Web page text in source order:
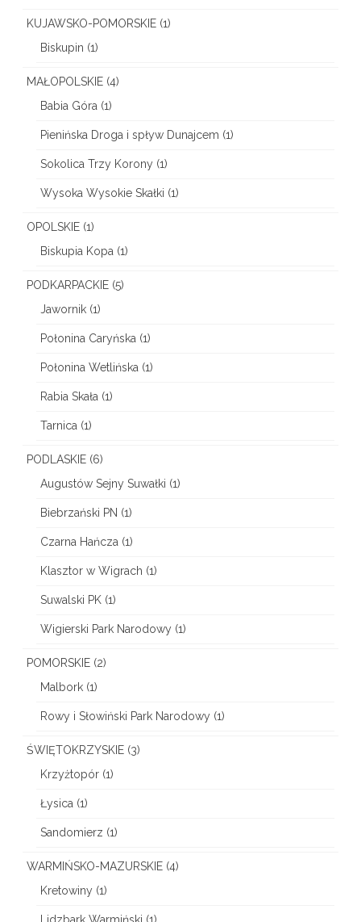
KUJAWSKO-POMORSKIE (1)
Biskupin (1)
MAŁOPOLSKIE (4)
Babia Góra (1)
Pienińska Droga i spływ Dunajcem (1)
Sokolica Trzy Korony (1)
Wysoka Wysokie Skałki (1)
OPOLSKIE (1)
Biskupia Kopa (1)
PODKARPACKIE (5)
Jawornik (1)
Połonina Caryńska (1)
Połonina Wetlińska (1)
Rabia Skała (1)
Tarnica (1)
PODLASKIE (6)
Augustów Sejny Suwałki (1)
Biebrzański PN (1)
Czarna Hańcza (1)
Klasztor w Wigrach (1)
Suwalski PK (1)
Wigierski Park Narodowy (1)
POMORSKIE (2)
Malbork (1)
Rowy i Słowiński Park Narodowy (1)
ŚWIĘTOKRZYSKIE (3)
Krzyżtopór (1)
Łysica (1)
Sandomierz (1)
WARMIŃSKO-MAZURSKIE (4)
Kretowiny (1)
Lidzbark Warmiński (1)